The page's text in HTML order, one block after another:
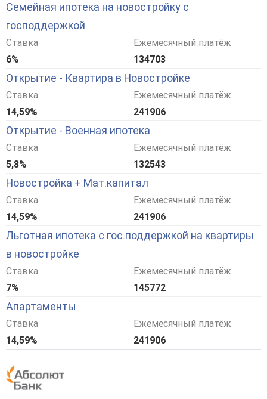
Семейная ипотека на новостройку с
господдержкой
Ставка
6%
Ежемесячный платёж
134703
Открытие - Квартира в Новостройке
Ставка
14,59%
Ежемесячный платёж
241906
Открытие - Военная ипотека
Ставка
5,8%
Ежемесячный платёж
132543
Новостройка + Мат.капитал
Ставка
14,59%
Ежемесячный платёж
241906
Льготная ипотека с гос.поддержкой на квартиры
в новостройке
Ставка
7%
Ежемесячный платёж
145772
Апартаменты
Ставка
14,59%
Ежемесячный платёж
241906